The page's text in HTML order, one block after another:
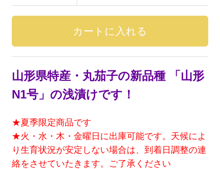
山形県特産・丸茄子の新品種 「山形
N1号」の浅漬けです！
★夏季限定商品です
★火・水・木・金曜日に出庫可能です。天候によ
り生育状況が安定しない場合は、到着日調整の連
絡をさせていたきます。ご了承ください